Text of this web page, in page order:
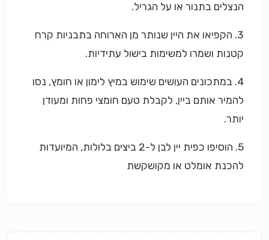
הנצלים בתנור או על הגריל.
3. הקפיאו את היין שנותר מן הארוחה בתבניות קרח
קטנות ושמרו למשימות בישול עתידיות.
4. במתכונים העושים שימוש במיץ לימון או חומץ, נסו
להמיר אותם ביין, לקבלת טעם חומצי פחות ומעודן
יותר.
5. הוסיפו כפית יין לבן ל-2 ביצים בלולות, המיועדות
להכנת אומלט או מקושקשת